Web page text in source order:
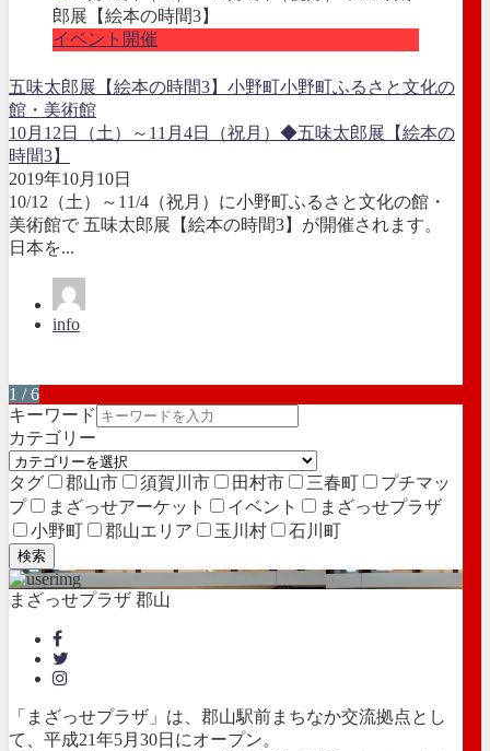
イベント開催
五味太郎展【絵本の時間3】 小野町小野町ふるさと文化の
館・美術館
10月12日（土）～11月4日（祝月）◆五味太郎展【絵本の
時間3】
2019年10月10日
10/12（土）～11/4（祝月）に小野町ふるさと文化の館・
美術館で 五味太郎展【絵本の時間3】が開催されます。
日本を...
info
1 / 6
キーワード
カテゴリー
タグ 郡山市 須賀川市 田村市 三春町
プチマッ
プ
まざっせアーケット イベント
まざっせプラザ
小野町
郡山エリア 玉川村 石川町
検索
まざっせプラザ 郡山
「まざっせプラザ」は、郡山駅前まちなか交流拠点とし
て、平成21年5月30日にオープン。